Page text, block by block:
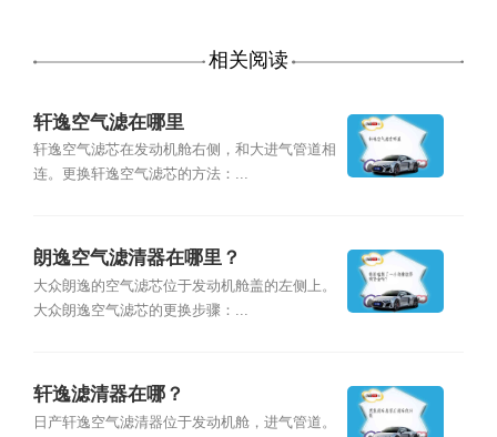
相关阅读
轩逸空气滤在哪里
轩逸空气滤芯在发动机舱右侧，和大进气管道相
连。更换轩逸空气滤芯的方法：...
朗逸空气滤清器在哪里？
大众朗逸的空气滤芯位于发动机舱盖的左侧上。
大众朗逸空气滤芯的更换步骤：...
轩逸滤清器在哪？
日产轩逸空气滤清器位于发动机舱，进气管道。